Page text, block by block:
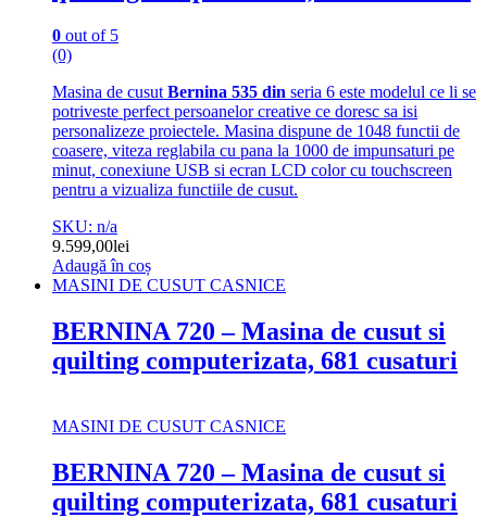
0 out of 5
(0)
Masina de cusut Bernina 535 din seria 6 este modelul ce li se
potriveste perfect persoanelor creative ce doresc sa isi
personalizeze proiectele. Masina dispune de 1048 functii de
coasere, viteza reglabila cu pana la 1000 de impunsaturi pe
minut, conexiune USB si ecran LCD color cu touchscreen
pentru a vizualiza functiile de cusut.
SKU: n/a
9.599,00lei
Adaugă în coș
MASINI DE CUSUT CASNICE
BERNINA 720 – Masina de cusut si
quilting computerizata, 681 cusaturi
MASINI DE CUSUT CASNICE
BERNINA 720 – Masina de cusut si
quilting computerizata, 681 cusaturi